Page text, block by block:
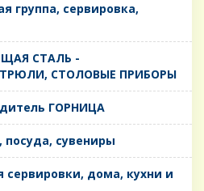
группа, сервировка,
СТАЛЬ -
СТОЛОВЫЕ ПРИБОРЫ
ГОРНИЦА
посуда, сувениры
сервировки, дома, кухни и